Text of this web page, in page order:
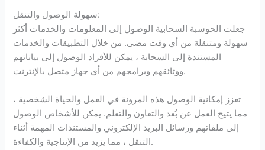
سهولة الوصول والتنقل:
جعلت الحوسبة السحابية الوصول إلى المعلومات والخدمات أكثر
سهولة ومتنقلة من أي وقت مضى. من خلال التطبيقات والخدمات
المستندة إلى السحابة ، يمكن للأفراد الوصول إلى بياناتهم
ووثائقهم وبرامجهم من أي جهاز متصل بالإنترنت.
تعزز إمكانية الوصول هذه المرونة في العمل والحياة الشخصية ،
مما يتيح العمل عن بُعد والتعاون والتعلم. يمكن للأشخاص الوصول
إلى ملفاتهم ورسائل البريد الإلكتروني والمستندات المهمة أثناء
التنقل ، مما يزيد من الإنتاجية والكفاءة.